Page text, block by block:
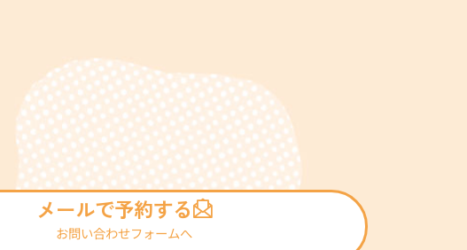
メールで予約する
お問い合わせフォームへ